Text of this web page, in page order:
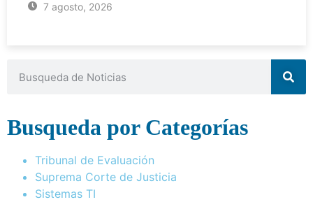
7 agosto, 2026
Busqueda por Categorías
Tribunal de Evaluación
Suprema Corte de Justicia
Sistemas TI